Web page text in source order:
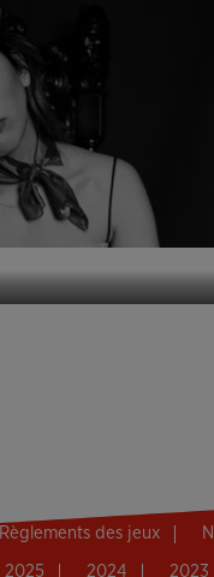
Règlements des jeux
2025 2024 2023